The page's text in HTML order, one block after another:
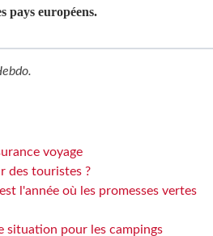
pays européens.
.
voyage
des touristes ?
l'année où les promesses vertes
situation pour les campings